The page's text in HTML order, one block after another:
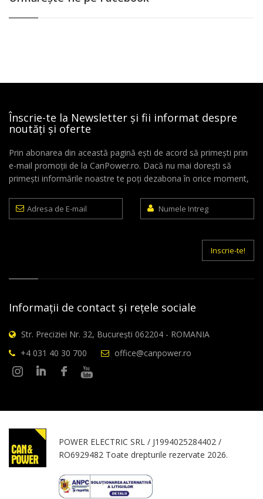
Înscrie-te la Newsletter și fii informat despre
noutăți și oferte
Prin abonarea din această pagină ești de acord să primești prin
e-mail promoții de la CanPower.ro. Dacă nu mai dorești să
primești informările noastre te poți dezabona în orice moment,
Adresa
de
Numele
Intreg
Inscrie-te!
Informații de contact și rețele sociale
Str. Preciziei Nr. 32, București 062204 - ROMANIA
+4 031 40 30 700
office@canpower.ro
POWER ELECTRIC SRL / J1994025284402 /
RO6929482 Toate drepturile rezervate 2026.